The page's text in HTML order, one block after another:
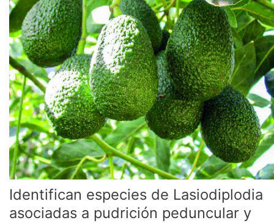
Identifican especies de Lasiodiplodia
asociadas a pudrición peduncular y
de
Lasiodiplodia
asociadas
a
pudrición
peduncular
y
cancros
en
diversas
regiones
costeras
de
palto
Hass